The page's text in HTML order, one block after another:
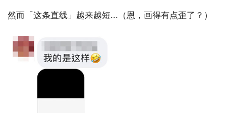
然而「这条直线」越来越短...（恩，画得有点歪了？）